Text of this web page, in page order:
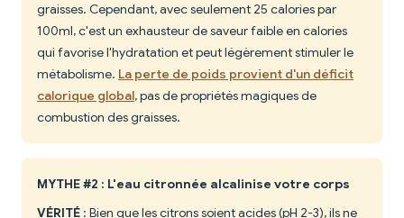
graisses. Cependant, avec seulement 25 calories par
100ml, c'est un exhausteur de saveur faible en calories
qui favorise l'hydratation et peut légèrement stimuler le
métabolisme. La perte de poids provient d'un déficit
calorique global, pas de propriétés magiques de
combustion des graisses.
MYTHE #2 : L'eau citronnée alcalinise votre corps
VÉRITÉ : Bien que les citrons soient acides (pH 2-3), ils ne